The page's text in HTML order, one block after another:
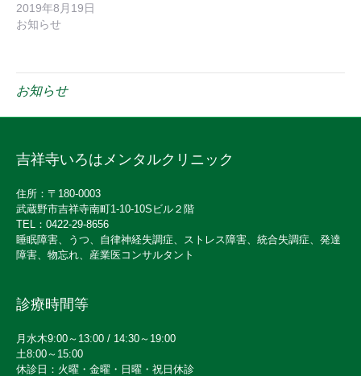
2019年8月19日
お知らせ
お知らせ
吉祥寺いろはメンタルクリニック
住所：〒180-0003
武蔵野市吉祥寺南町1-10-10Sビル２階
TEL：0422-29-8656
睡眠障害、うつ、自律神経失調症、ストレス障害、統合失調症、発達
障害、物忘れ、産業医コンサルタント
診療時間等
月水木9:00～13:00 / 14:30～19:00
土8:00～15:00
休診日：火曜・金曜・日曜・祝日休診